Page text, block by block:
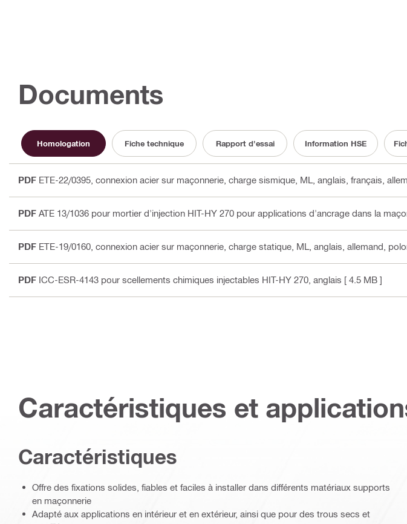
Documents
Homologation Fiche technique Rapport d'essai Information HSE
PDF ETE-22/0395, connexion acier sur maçonnerie, charge sismique, ML , anglais, français,
PDF ATE 13/1036 pour mortier d'injection HIT-HY 270 pour applications d'ancrage dans la
PDF ETE-19/0160, connexion acier sur maçonnerie, charge statique, ML , anglais, allemand,
PDF ICC-ESR-4143 pour scellements chimiques injectables HIT-HY 270 , anglais [ 4.5 MB ]
Caractéristiques et
Caractéristiques
Offre des fixations solides, fiables et faciles à installer dans différents matériaux supports
en maçonnerie
Adapté aux applications en intérieur et en extérieur, ainsi que pour des trous secs et